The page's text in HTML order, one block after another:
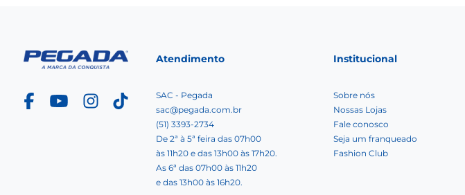
Atendimento
SAC - Pegada
sac@pegada.com.br
(51) 3393-2734
De 2ª à 5ª feira das 07h00
às 11h20 e das 13h00 às 17h20.
As 6ª das 07h00 às 11h20
e das 13h00 às 16h20.
Institucional
Sobre nós
Nossas Lojas
Fale conosco
Seja um franqueado
Fashion Club